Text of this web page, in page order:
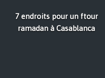
7 endroits pour un ftour
ramadan à Casablanca